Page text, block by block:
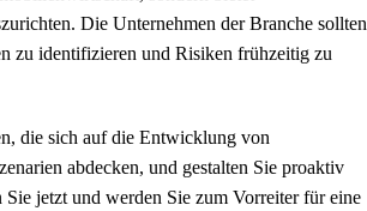
Die Unternehmen der Branche sollten
zu identifizieren und Risiken frühzeitig zu
die sich auf die Entwicklung von
abdecken, und gestalten Sie proaktiv
jetzt und werden Sie zum Vorreiter für eine